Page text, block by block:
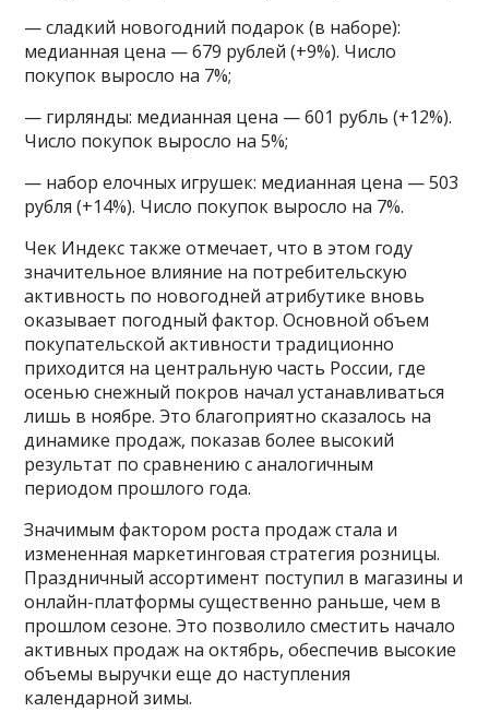
— сладкий новогодний подарок (в наборе):
медианная цена — 679 рублей (+9%). Число
покупок выросло на 7%;
— гирлянды: медианная цена — 601 рубль (+12%).
Число покупок выросло на 5%;
— набор елочных игрушек: медианная цена — 503
рубля (+14%). Число покупок выросло на 7%.
Чек Индекс также отмечает, что в этом году
значительное влияние на потребительскую
активность по новогодней атрибутике вновь
оказывает погодный фактор. Основной объем
покупательской активности традиционно
приходится на центральную часть России, где
осенью снежный покров начал устанавливаться
лишь в ноябре. Это благоприятно сказалось на
динамике продаж, показав более высокий
результат по сравнению с аналогичным
периодом прошлого года.
Значимым фактором роста продаж стала и
измененная маркетинговая стратегия розницы.
Праздничный ассортимент поступил в магазины и
онлайн-платформы существенно раньше, чем в
прошлом сезоне. Это позволило сместить начало
активных продаж на октябрь, обеспечив высокие
объемы выручки еще до наступления
календарной зимы.